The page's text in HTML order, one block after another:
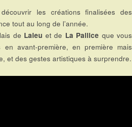
les créations finalisées des
tout au long de l’année.
de Laleu et de La Pallice que vous
avant-première, en première mais
et des gestes artistiques à surprendre.